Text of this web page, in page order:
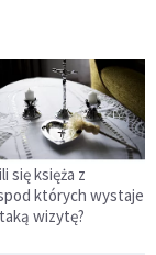
się księża z
których wystaje
wizytę?